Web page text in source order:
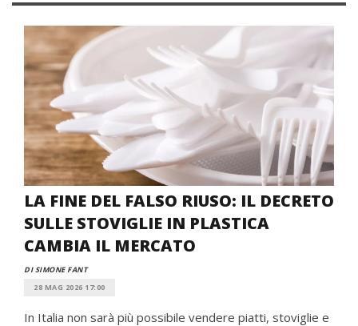
LA FINE DEL FALSO RIUSO: IL DECRETO
SULLE STOVIGLIE IN PLASTICA
CAMBIA IL MERCATO
DI SIMONE FANT
28 MAG 2026 17:00
In Italia non sarà più possibile vendere piatti, stoviglie e